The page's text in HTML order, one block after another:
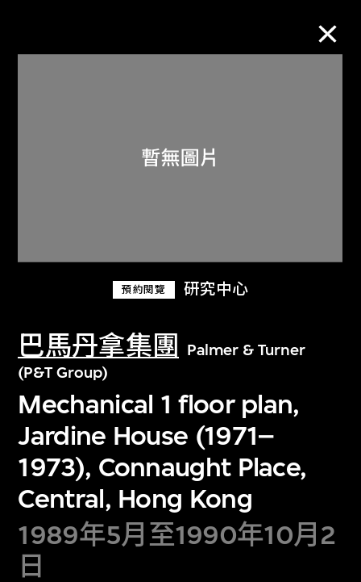
預約閱覽 研究中心
巴馬丹拿集團
Palmer & Turner
(P&T Group)
Mechanical 1 floor plan,
Jardine House (1971–
1973), Connaught Place,
Central, Hong Kong
1989年5月至1990年10月2
日
關於M+藏品
探索世界頂級的二十及二十一世紀視覺
文化藏品。